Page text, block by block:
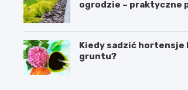
ogrodzie – praktyczne
Kiedy sadzić hortensje
gruntu?